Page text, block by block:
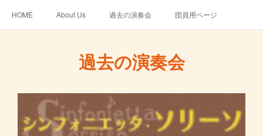
HOME About Us 過去の演奏会 団員用ページ
過去の演奏会